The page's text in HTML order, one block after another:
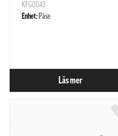
KFG0043
Enhet: Påse
Läs mer